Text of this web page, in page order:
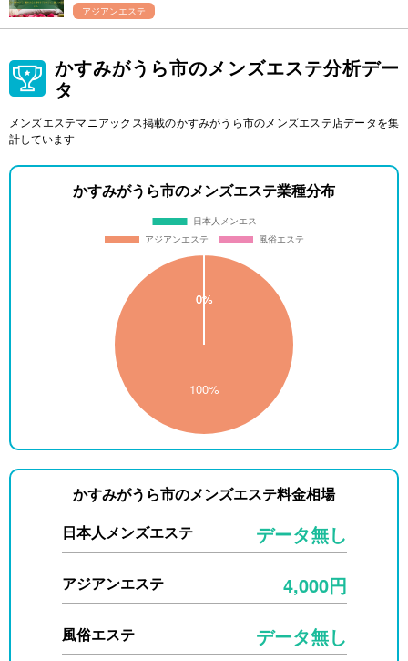
アジアンエステ
かすみがうら市のメンズエステ分析デー
タ
メンズエステマニアックス掲載のかすみがうら市のメンズエステ店データを集
計しています
かすみがうら市のメンズエステ業種分布
かすみがうら市のメンズエステ料金相場
日本人メンズエステ
データ無し
アジアンエステ 4,000円
風俗エステ データ無し